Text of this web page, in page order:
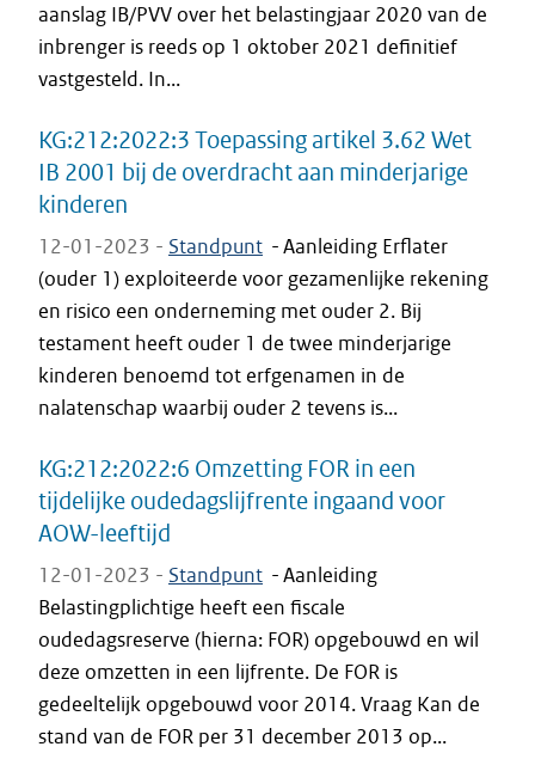
aanslag IB/PVV over het belastingjaar 2020 van de
inbrenger is reeds op 1 oktober 2021 definitief
vastgesteld. In...
KG:212:2022:3 Toepassing artikel 3.62 Wet
IB 2001 bij de overdracht aan minderjarige
kinderen
12-01-2023 - Standpunt -Aanleiding Erflater
(ouder 1) exploiteerde voor gezamenlijke rekening
en risico een onderneming met ouder 2. Bij
testament heeft ouder 1 de twee minderjarige
kinderen benoemd tot erfgenamen in de
nalatenschap waarbij ouder 2 tevens is...
KG:212:2022:6 Omzetting FOR in een
tijdelijke oudedagslijfrente ingaand voor
AOW-leeftijd
12-01-2023 - Standpunt -Aanleiding
Belastingplichtige heeft een fiscale
oudedagsreserve (hierna: FOR) opgebouwd en wil
deze omzetten in een lijfrente. De FOR is
gedeeltelijk opgebouwd voor 2014. Vraag Kan de
stand van de FOR per 31 december 2013 op...